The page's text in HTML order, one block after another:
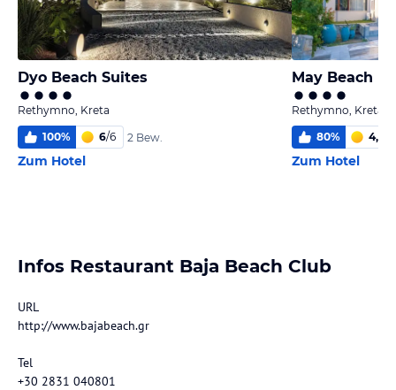
Dyo Beach Suites
Rethymno, Kreta
100% 6/6 2 Bew.
Zum Hotel
May Beach
Rethymno, Kreta
80% 4,9
Zum Hotel
Infos Restaurant Baja Beach Club
URL
http://www.bajabeach.gr
Tel
+30 2831 040801